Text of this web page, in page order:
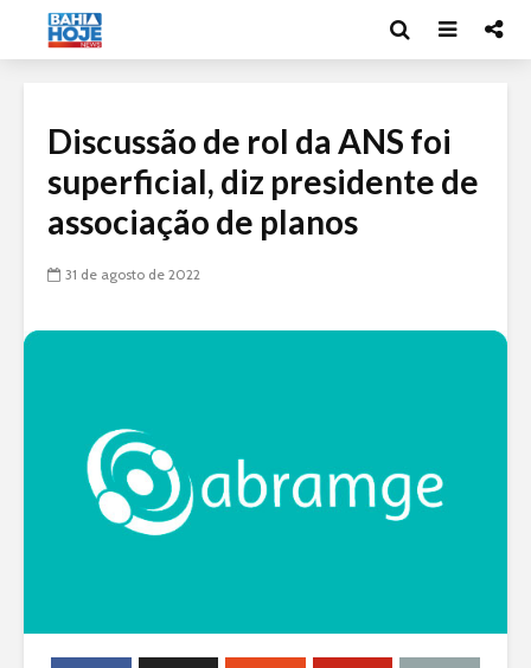
Discussão de rol da ANS foi
superficial, diz presidente de
associação de planos
31 de agosto de 2022